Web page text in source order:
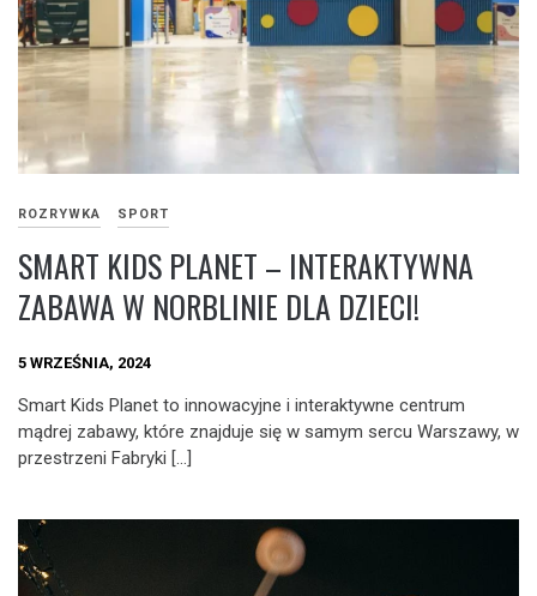
ROZRYWKA SPORT
SMART KIDS PLANET – INTERAKTYWNA
ZABAWA W NORBLINIE DLA DZIECI!
5 WRZEŚNIA, 2024
Smart Kids Planet to innowacyjne i interaktywne centrum
mądrej zabawy, które znajduje się w samym sercu Warszawy, w
przestrzeni Fabryki […]